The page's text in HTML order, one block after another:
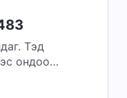
Тэд
ондоо